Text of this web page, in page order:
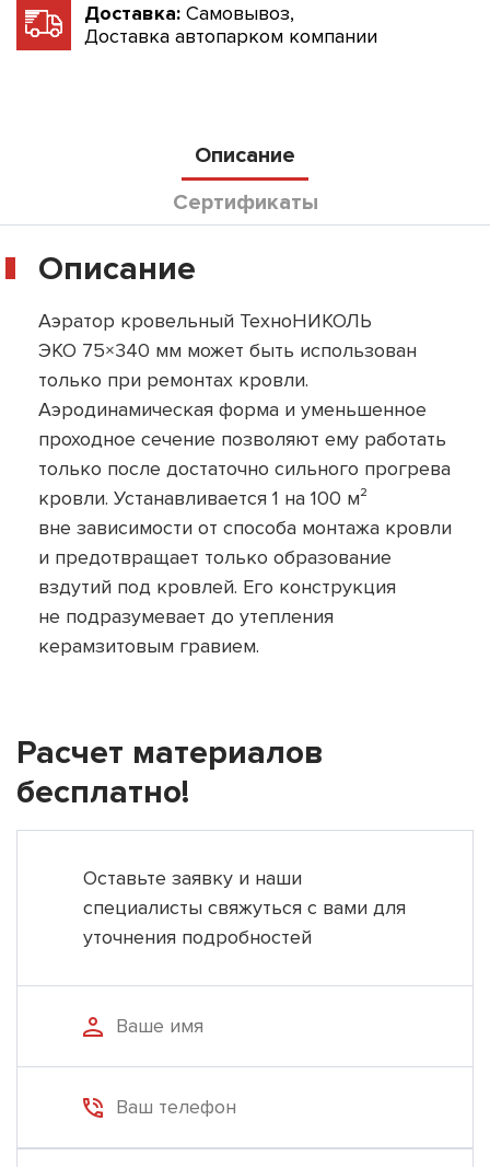
Доставка: Самовывоз,
Доставка автопарком компании
Описание
Сертификаты
Описание
Аэратор кровельный ТехноНИКОЛЬ
ЭКО 75×340 мм может быть использован
только при ремонтах кровли.
Аэродинамическая форма и уменьшенное
проходное сечение позволяют ему работать
только после достаточно сильного прогрева
кровли. Устанавливается 1 на 100 м²
вне зависимости от способа монтажа кровли
и предотвращает только образование
вздутий под кровлей. Его конструкция
не подразумевает до утепления
керамзитовым гравием.
Расчет материалов
бесплатно!
Оставьте заявку и наши
специалисты свяжуться с вами для
уточнения подробностей